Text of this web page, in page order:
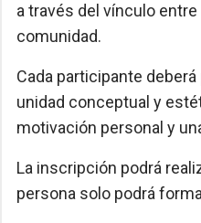
a través del vínculo
comunidad.
Cada participante
unidad conceptual y
motivación personal y
La inscripción podrá
persona solo podrá